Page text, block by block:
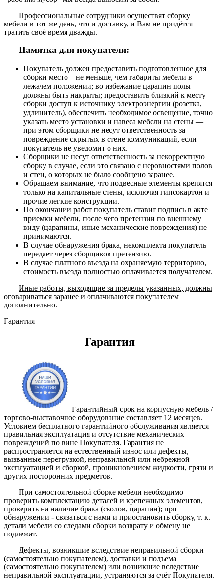
Профессиональные сотрудники осуществят сборку
мебели в тот же день, что и доставку, и Вам не придётся
тратить своё время дважды.
Памятка для покупателя:
Покупатель должен предоставить подготовленное для
сборки место – не меньше, чем габариты мебели в
лежачем положении; во избежание царапин полы
должны быть накрыты; предоставить близкий к месту
сборки доступ к источнику электроэнергии (розетка,
удлинитель), обеспечить необходимое освещение, точно
указать место установки и навеса мебели на стены —
при этом сборщики не несут ответственность за
повреждение скрытых в стене коммуникаций, если
покупатель не уведомит о них.
Сборщики не несут ответственность за некорректную
сборку в случае, если это связано с неровностями полов
и стен, о которых не было сообщено заранее.
Обращаем внимание, что подвесные элементы крепятся
только на капитальные стены, исключая гипсокартон и
прочие легкие конструкции.
По окончании работ покупатель ставит подпись в акте
приемки мебели, после чего претензии по внешнему
виду (царапины, иные механические повреждения) не
принимаются.
В случае обнаружения брака, некомплекта покупатель
передает через сборщиков претензию.
В случае платного въезда на охраняемую территорию,
стоимость въезда полностью оплачивается получателем.
Иные работы, выходящие за пределы указанных, должны
оговариваться заранее и оплачиваются покупателем
дополнительно.
Гарантия
Гарантия
Гарантийный срок на корпусную мебель /
торгово-выставочное оборудование составляет 12 месяцев.
Условием бесплатного гарантийного обслуживания является
правильная эксплуатация и отсутствие механических
повреждений по вине Покупателя. Гарантия не
распространяется на естественный износ или дефекты,
вызванные перегрузкой, неправильной или небрежной
эксплуатацией и сборкой, проникновением жидкости, грязи и
других посторонних предметов.
При самостоятельной сборке мебели необходимо
проверить комплектацию деталей и крепежных элементов,
проверить на наличие брака (сколов, царапин); при
обнаружении - связаться с нами и приостановить сборку, т. к.
детали мебели со следами сборки возврату и обмену не
подлежат.
Дефекты, возникшие вследствие неправильной сборки
(самостоятельно покупателем), доставки и подъема
(самостоятельно покупателем) или возникшие вследствие
неправильной эксплуатации, устраняются за счёт Покупателя.